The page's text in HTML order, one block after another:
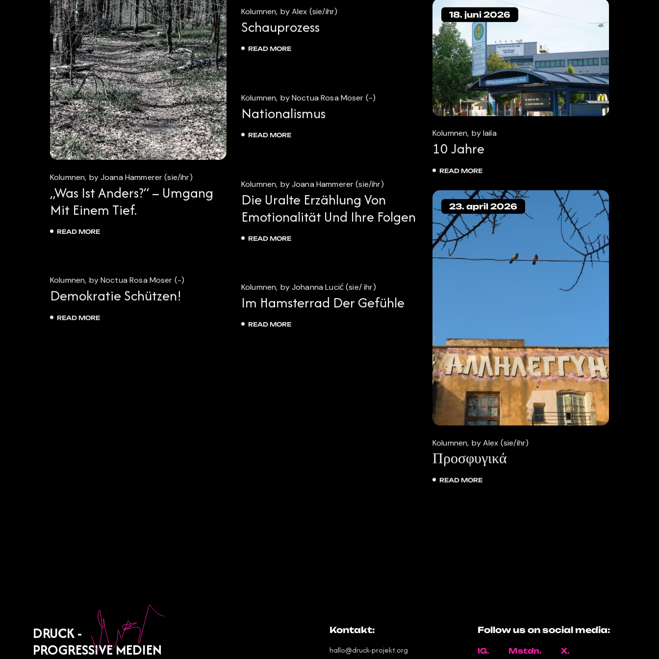
Kolumnen by Joana Hammerer (sie/ihr)
„Was Ist Anders?“ – Umgang
Mit Einem Tief.
READ MORE
Kolumnen by Alex (sie/ihr)
Schauprozess
READ MORE
18. juni 2026
Kolumnen by laila
10 Jahre
READ MORE
2026
Kolumnen by Noctua Rosa Moser (-)
Nationalismus
READ MORE
2026
Kolumnen by Joana Hammerer (sie/ihr)
Die Uralte Erzählung Von
Emotionalität Und Ihre Folgen
READ MORE
23. april 2026
Kolumnen by Alex (sie/ihr)
Προσφυγικά
READ MORE
april
2026
Kolumnen by Noctua Rosa Moser (-)
Demokratie Schützen!
READ MORE
märz
2026
Kolumnen by Johanna Lucić (sie/ ihr)
Im Hamsterrad Der Gefühle
READ MORE
DRUCK -
PROGRESSIVE MEDIEN
Kontakt:
hallo@druck-projekt.org
Follow us on social media:
IG. Mstdn. X.